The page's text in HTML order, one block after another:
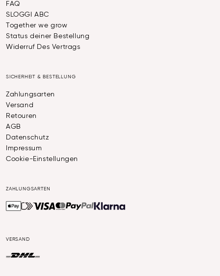
FAQ
SLOGGI ABC
Together we grow
Status deiner Bestellung
Widerruf Des Vertrags
SICHERHEIT & BESTELLUNG
Zahlungsarten
Versand
Retouren
AGB
Datenschutz
Impressum
Cookie-Einstellungen
ZAHLUNGSARTEN
VERSAND